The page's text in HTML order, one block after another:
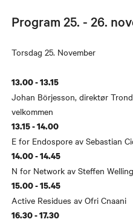
Program 25. - 26.
​ ​Torsdag 25. November​
13.00 - 13.15
Johan Börjesson, direktør
velkommen
13.15 - 14.00
E for Endospore av Sebastian
14.00 - 14.45
N for Network av Steffen
15.00 - 15.45
Active Residues av Ofri Cnaani
16.30 - 17.30